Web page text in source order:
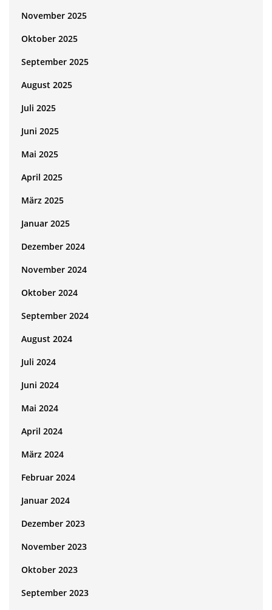
November 2025
Oktober 2025
September 2025
August 2025
Juli 2025
Juni 2025
Mai 2025
April 2025
März 2025
Januar 2025
Dezember 2024
November 2024
Oktober 2024
September 2024
August 2024
Juli 2024
Juni 2024
Mai 2024
April 2024
März 2024
Februar 2024
Januar 2024
Dezember 2023
November 2023
Oktober 2023
September 2023